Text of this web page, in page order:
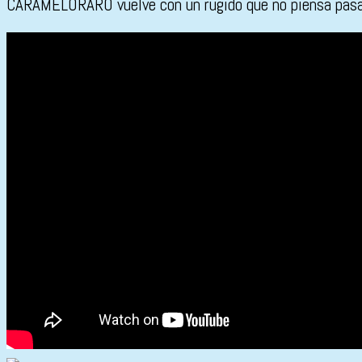
CARAMELORARO vuelve con un rugido que no piensa